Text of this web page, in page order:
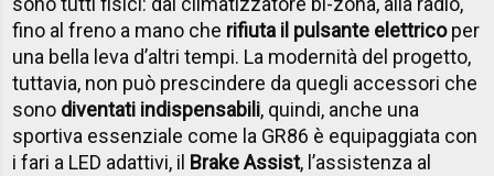
fino al freno a mano che rifiuta il pulsante elettricoper
una bella leva d’altri tempi. La modernità del progetto,
tuttavia, non può prescindere da quegli accessori che
sono diventati indispensabili, quindi, anche una
sportiva essenziale come la GR86 è equipaggiata con
i fari a LED adattivi, il Brake Assist, l’assistenza al